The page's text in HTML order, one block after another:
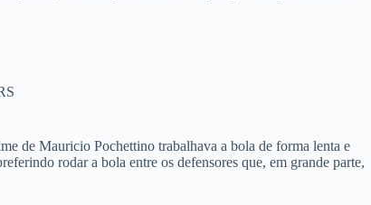
de Mauricio Pochettino trabalhava a bola de forma lenta e
rodar a bola entre os defensores que, em grande parte,